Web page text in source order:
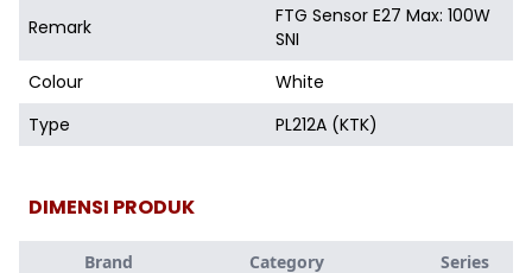
Remark
FTG Sensor E27 Max: 100W
SNI
Colour
White
Type
PL212A (KTK)
DIMENSI PRODUK
Brand Category
Series